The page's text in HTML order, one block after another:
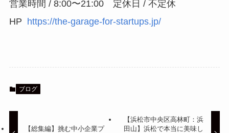
営業時間 / 8:00〜21:00 定休日 / 不定休
HP https://the-garage-for-startups.jp/
ブログ
【総集編】挑む中小企業プ
【浜松市中央区高林町：浜
田山】浜松で本当に美味し